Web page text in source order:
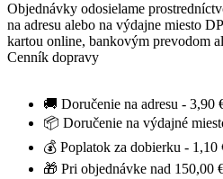
Objednávky odosielame
na adresu alebo na výdajne miesto
kartou online, bankovým prevodom
Cenník dopravy
🚚 Doručenie na adresu - 3,90
📦 Doručenie na výdajné
💰 Poplatok za dobierku - 1,10
🎁 Pri objednávke nad 150,00